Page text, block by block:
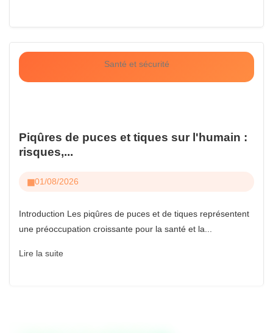
Santé et sécurité
Piqûres de puces et tiques sur l'humain :
risques,...
01/08/2026
Introduction Les piqûres de puces et de tiques représentent
une préoccupation croissante pour la santé et la...
Lire la suite